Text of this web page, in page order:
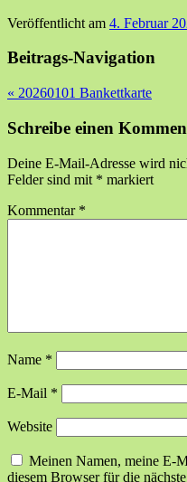
Veröffentlicht am 4. Februar
Beitrags-Navigation
« 20260101 Bankettkarte
Schreibe einen
Deine E-Mail-Adresse wird
Felder sind mit * markiert
Kommentar *
Name *
E-Mail *
Website
Meinen Namen, meine E-
diesem Browser für die